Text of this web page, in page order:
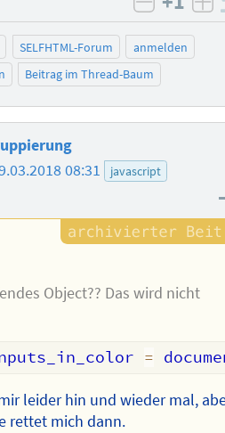
negativ
SELFHTML-Forum
anmelden
Beitrag im Thread-Baum
08:31 javascript
Object?? Das wird nicht
=
leider hin und wieder mal,
rettet mich dann.